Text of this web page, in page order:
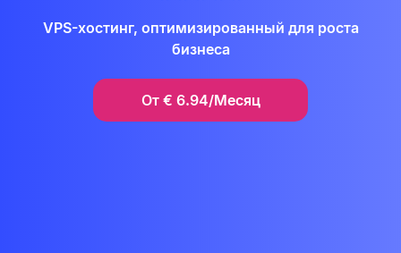
VPS-хостинг, оптимизированный для роста
бизнеса
От € 6.94/Месяц